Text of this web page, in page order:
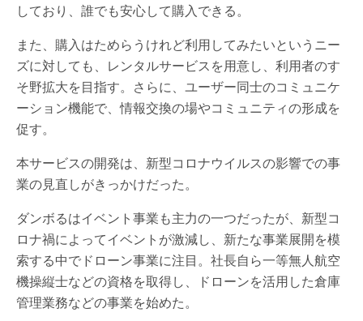
しており、誰でも安心して購入できる。
また、購入はためらうけれど利用してみたいというニー
ズに対しても、レンタルサービスを用意し、利用者のす
そ野拡大を目指す。さらに、ユーザー同士のコミュニケ
ーション機能で、情報交換の場やコミュニティの形成を
促す。
本サービスの開発は、新型コロナウイルスの影響での事
業の見直しがきっかけだった。
ダンボるはイベント事業も主力の一つだったが、新型コ
ロナ禍によってイベントが激減し、新たな事業展開を模
索する中でドローン事業に注目。社長自ら一等無人航空
機操縦士などの資格を取得し、ドローンを活用した倉庫
管理業務などの事業を始めた。